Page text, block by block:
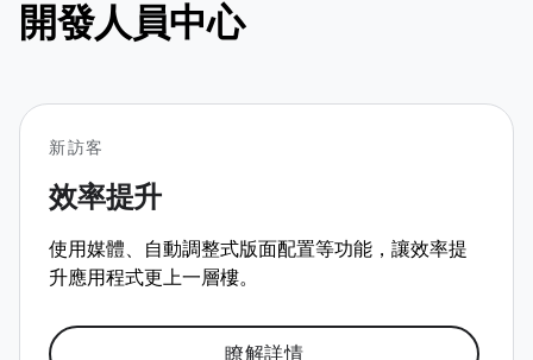
開發人員中心
新訪客
效率提升
使用媒體、自動調整式版面配置等功能，讓效率提
升應用程式更上一層樓。
瞭解詳情